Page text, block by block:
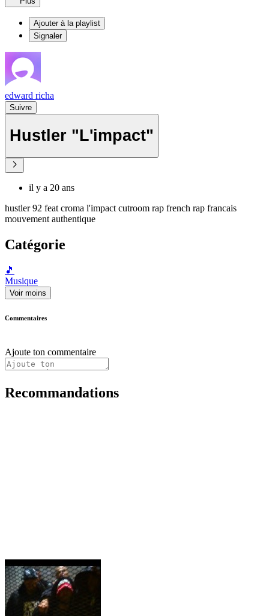
Ajouter à la playlist
Signaler
edward richa
Suivre
Hustler "L'impact"
il y a 20 ans
hustler 92 feat croma l'impact cutroom rap french rap francais
mouvement authentique
Catégorie
🎵
Musique
Voir moins
Commentaires
Ajoute ton commentaire
Recommandations